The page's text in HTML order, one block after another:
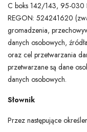
Liežuvis
Valiutos vienetas
C boks 142/143, 95-
REGON: 524241620
gromadzenia,
danych osobowych,
oraz cel przetwarzania
przetwarzane są dane
danych osobowych.
Słownik
Przez następujące